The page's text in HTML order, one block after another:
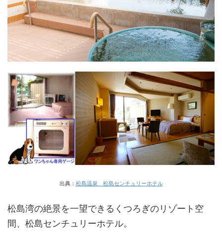
出典： 松島温泉 松島センチュリーホテル
松島湾の絶景を一望できるくつろぎのリゾート空
間、松島センチュリーホテル。